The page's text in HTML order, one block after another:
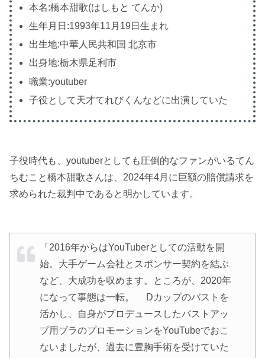
本名:橋本甜歌(はしもと てんか)
生年月日:1993年11月19日生まれ
出生地:中華人民共和国 北京市
出身地:栃木県足利市
職業:youtuber
子役として天才てれびくんなどに出演していた
子役時代も、youtuberとしても圧倒的なファンがいるてん
ちむこと橋本甜歌さんは、2024年4月に巨額の賠償請求を
求められた裁判中であると明かしています。
「2016年からはYouTuberとしての活動を開
始。大手ゲーム会社とスポンサー契約を結ぶ
など、大成功を収めます。ところが、2020年
になって事態は一転。 Dカップのバストを
活かし、自身がプロデュースしたバストアッ
プ用ブラのプロモーションをYouTubeでおこ
ないましたが、過去に豊胸手術を受けていた